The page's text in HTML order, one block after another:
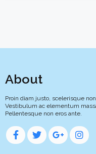
About
Proin diam justo, scelerisque
Vestibulum ac elementum
Pellentesque non eros ante.